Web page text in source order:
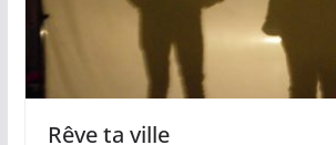
Rêve ta ville